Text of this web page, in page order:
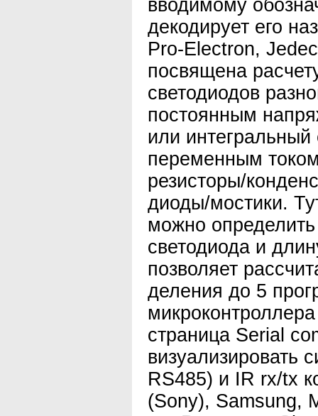
вводимому
декодирует его
Pro-Electron,
посвящена
светодиодов
постоянным
или интегральный
переменным
резисторы/
диоды/мостики.
можно
светодиода и
позволяет
деления до 5
страница Serial
визуализировать
RS485) и IR rx/tx
(Sony), Samsung,